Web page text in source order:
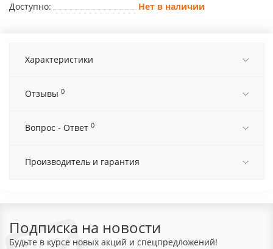
Доступно:
Нет в наличии
Характеристики
Отзывы 0
Вопрос - Ответ 0
Производитель и гарантия
Подписка на новости
Будьте в курсе новых акций и спецпредложений!